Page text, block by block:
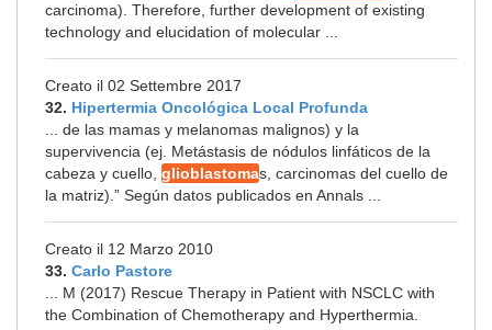
carcinoma). Therefore, further development of existing
technology and elucidation of molecular ...
Creato il 02 Settembre 2017
32. Hipertermia Oncológica Local Profunda
... de las mamas y melanomas malignos) y la
supervivencia (ej. Metástasis de nódulos linfáticos de la
cabeza y cuello, glioblastomas, carcinomas del cuello de
la matriz).” Según datos publicados en Annals ...
Creato il 12 Marzo 2010
33. Carlo Pastore
... M (2017) Rescue Therapy in Patient with NSCLC with
the Combination of Chemotherapy and Hyperthermia.